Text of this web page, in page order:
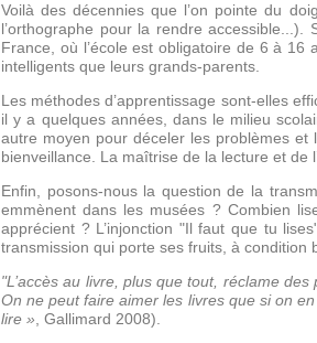
Voilà des décennies que l’on pointe du
l’orthographe pour la rendre
France, où l’école est obligatoire de 6 à
intelligents que leurs grands-parents.
Les méthodes d’apprentissage sont-elles
il y a quelques années, dans le milieu
autre moyen pour déceler les problèmes et
bienveillance. La maîtrise de la lecture et de
Enfin, posons-nous la question de la
emmènent dans les musées ? Combien
apprécient ? L’injonction "Il faut que tu
transmission qui porte ses fruits, à condition
"L’accès au livre, plus que tout, réclame
On ne peut faire aimer les livres que si on
lire », Gallimard 2008).